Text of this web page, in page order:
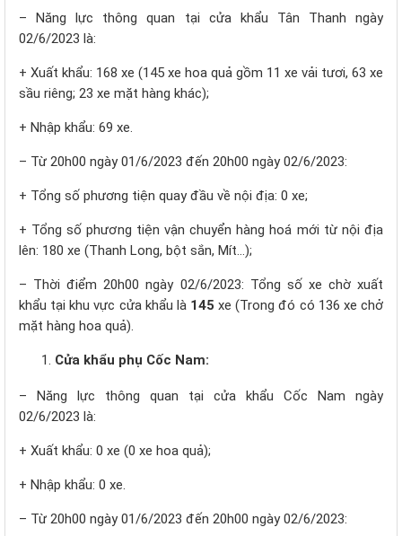
– Năng lực thông quan tại cửa khẩu Tân Thanh ngày
02/6/2023 là:
+ Xuất khẩu: 168 xe (145 xe hoa quả gồm 11 xe vải tươi, 63 xe
sầu riêng; 23 xe mặt hàng khác);
+ Nhập khẩu: 69 xe.
– Từ 20h00 ngày 01/6/2023 đến 20h00 ngày 02/6/2023:
+ Tổng số phương tiện quay đầu về nội địa: 0 xe;
+ Tổng số phương tiện vận chuyển hàng hoá mới từ nội địa
lên: 180 xe (Thanh Long, bột sắn, Mít…);
– Thời điểm 20h00 ngày 02/6/2023: Tổng số xe chờ xuất
khẩu tại khu vực cửa khẩu là 145xe (Trong đó có 136 xe chở
mặt hàng hoa quả).
Cửa khẩu phụ Cốc Nam:
– Năng lực thông quan tại cửa khẩu Cốc Nam ngày
02/6/2023 là:
+ Xuất khẩu: 0 xe (0 xe hoa quả);
+ Nhập khẩu: 0 xe.
– Từ 20h00 ngày 01/6/2023 đến 20h00 ngày 02/6/2023: